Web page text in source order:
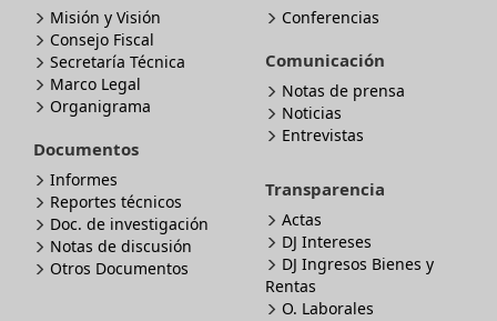
Misión y Visión
Consejo Fiscal
Secretaría Técnica
Marco Legal
Organigrama
Documentos
Informes
Reportes técnicos
Doc. de investigación
Notas de discusión
Otros Documentos
Conferencias
Comunicación
Notas de prensa
Noticias
Entrevistas
Transparencia
Actas
DJ Intereses
DJ Ingresos Bienes y
Rentas
O. Laborales